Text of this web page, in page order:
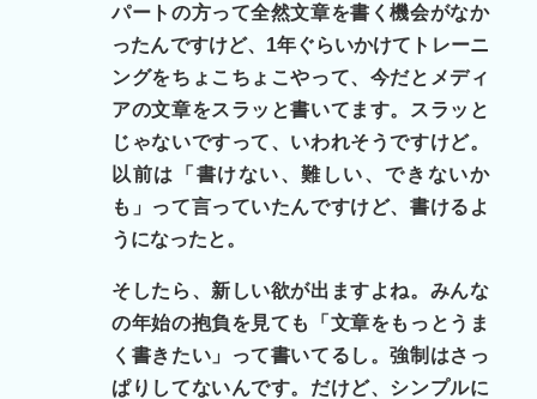
パートの方って全然文章を書く機会がなか
ったんですけど、1年ぐらいかけてトレーニ
ングをちょこちょこやって、今だとメディ
アの文章をスラッと書いてます。スラッと
じゃないですって、いわれそうですけど。
以前は「書けない、難しい、できないか
も」って言っていたんですけど、書けるよ
うになったと。
そしたら、新しい欲が出ますよね。みんな
の年始の抱負を見ても「文章をもっとうま
く書きたい」って書いてるし。強制はさっ
ぱりしてないんです。だけど、シンプルに